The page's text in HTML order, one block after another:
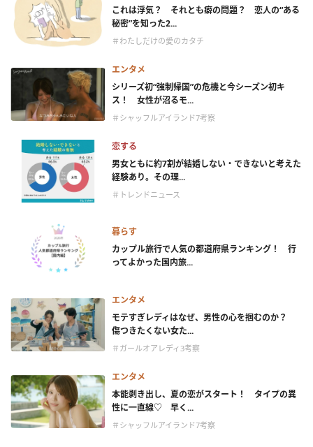
これは浮気？ それとも癖の問題？ 恋人の“ある
秘密”を知った2...
＃わたしだけの愛のカタチ
エンタメ
シリーズ初“強制帰国”の危機と今シーズン初キ
ス！ 女性が沼るモ...
＃シャッフルアイランド7考察
恋する
男女ともに約7割が結婚しない・できないと考えた
経験あり。その理...
＃トレンドニュース
暮らす
カップル旅行で人気の都道府県ランキング！ 行
ってよかった国内旅...
エンタメ
モテすぎレディはなぜ、男性の心を掴むのか？
傷つきたくない女た...
＃ガールオアレディ3考察
エンタメ
本能剥き出し、夏の恋がスタート！ タイプの異
性に一直線♡ 早く...
＃シャッフルアイランド7考察